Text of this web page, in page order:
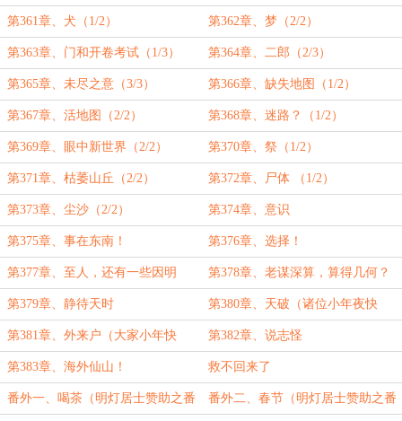
第361章、犬（1/2） 第362章、梦（2/2）
第363章、门和开卷考试（1/3） 第364章、二郎（2/3）
第365章、未尽之意（3/3） 第366章、缺失地图（1/2）
第367章、活地图（2/2） 第368章、迷路？（1/2）
第369章、眼中新世界（2/2） 第370章、祭（1/2）
第371章、枯萎山丘（2/2） 第372章、尸体 （1/2）
第373章、尘沙（2/2） 第374章、意识
第375章、事在东南！ 第376章、选择！
第377章、至人，还有一些因明
学！
第378章、老谋深算，算得几何？
第379章、静待天时 第380章、天破（诸位小年夜快
乐）
第381章、外来户（大家小年快
乐）
第382章、说志怪
第383章、海外仙山！ 救不回来了
番外一、喝茶（明灯居士赞助之番 番外二、春节（明灯居士赞助之番